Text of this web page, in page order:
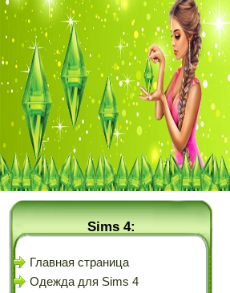
Sims 4:
Главная страница
Одежда для Sims 4